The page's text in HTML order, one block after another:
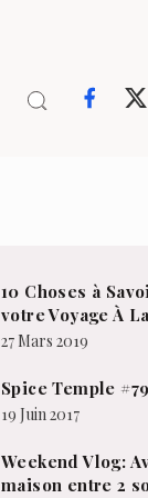
10 Choses à
votre Voyage À
27 Mars 2019
Spice Temple
19 Juin 2017
Weekend Vlog:
maison entre 2